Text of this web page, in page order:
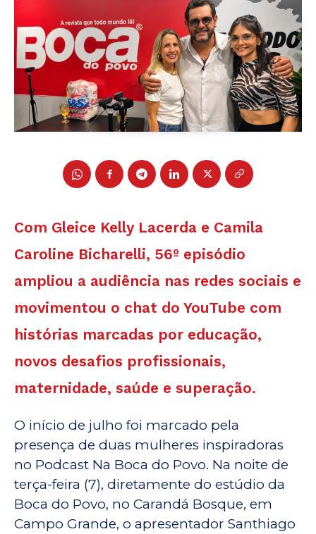
Com Gleice Kelly Lacerda e Camila
Caroline Bicharelli, 56º episódio
ampliou a audiência nas redes sociais e
movimentou o chat do YouTube com
histórias marcadas por educação,
novos desafios profissionais,
maternidade, saúde e superação.
O início de julho foi marcado pela
presença de duas mulheres inspiradoras
no Podcast Na Boca do Povo. Na noite de
terça-feira (7), diretamente do estúdio da
Boca do Povo, no Carandá Bosque, em
Campo Grande, o apresentador Santhiago